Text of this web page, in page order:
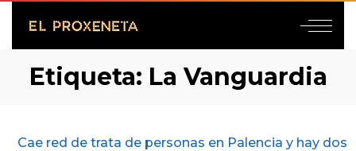
Etiqueta: La Vanguardia
Cae red de trata de personas en Palencia y hay dos